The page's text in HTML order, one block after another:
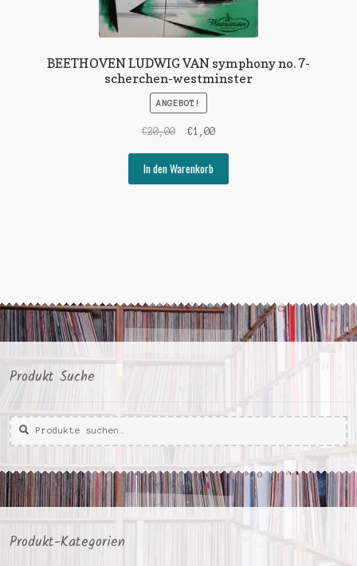
BEETHOVEN LUDWIG VAN symphony no. 7-
scherchen-westminster
ANGEBOT!
€20,00
Ursprünglicher
war:
€20,00
€1,00Aktueller
€1,00.
In den Warenkorb
Produkt Suche
Suche
nach:
Suche
Produkt-Kategorien